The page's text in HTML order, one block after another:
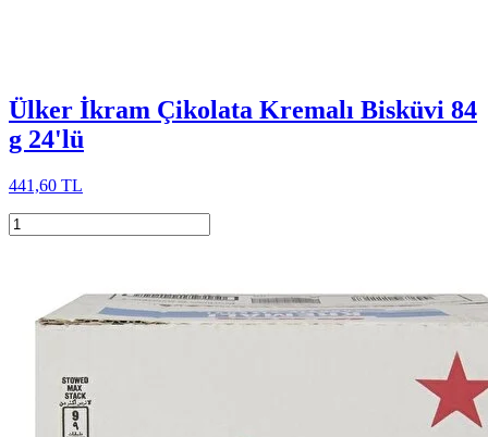
Ülker İkram Çikolata Kremalı Bisküvi 84
g 24'lü
441,60 TL